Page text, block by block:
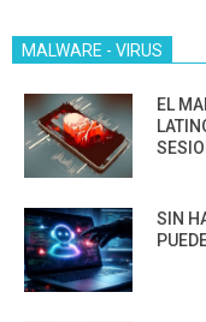
MALWARE - VIRUS
EL
SIN